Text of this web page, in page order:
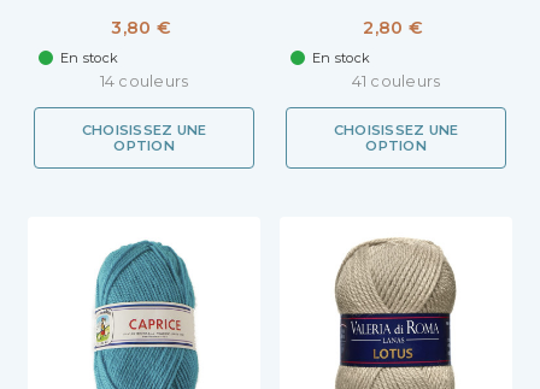
3,80 €
En stock
14 couleurs
CHOISISSEZ UNE
OPTION
2,80 €
En stock
41 couleurs
CHOISISSEZ UNE
OPTION